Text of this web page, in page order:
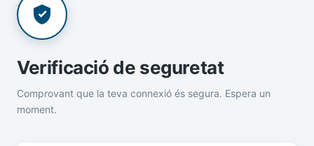
Verificació de seguretat
Comprovant que la teva connexió és segura. Espera un
moment.